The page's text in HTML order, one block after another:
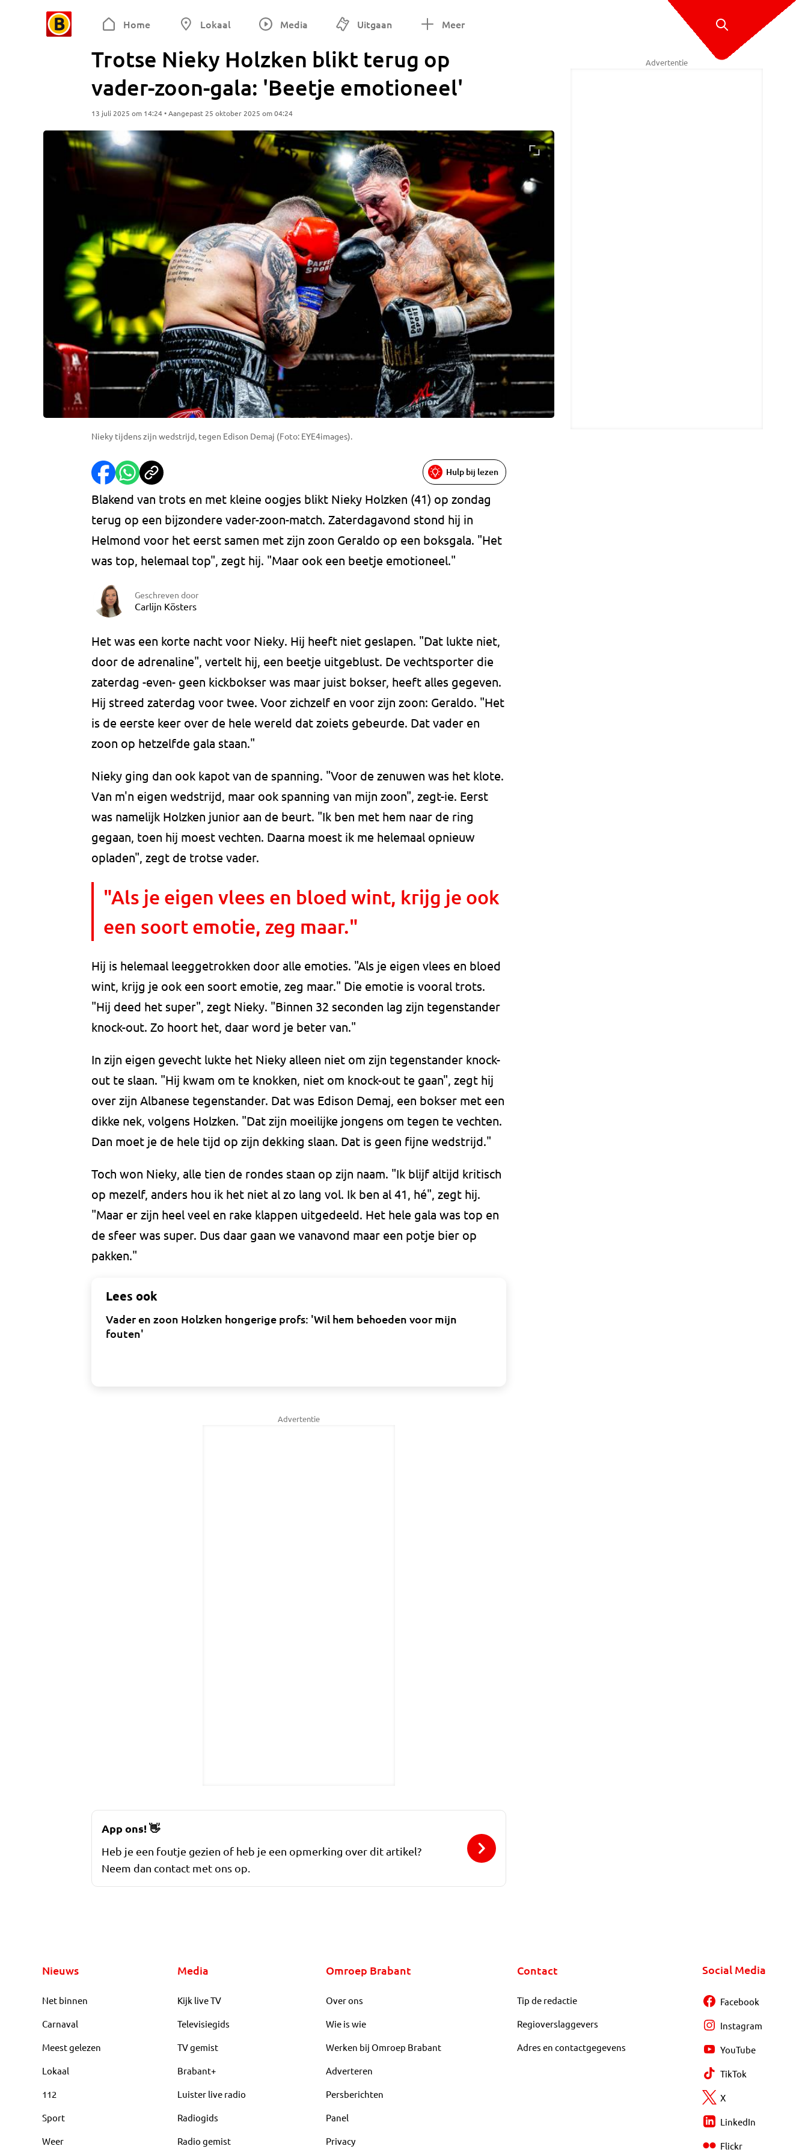
Home Lokaal Media Uitgaan Meer
Trotse Nieky Holzken blikt terug op
vader-zoon-gala: 'Beetje emotioneel'
13 juli 2025 om 14:24 • Aangepast 25 oktober 2025 om 04:24
Nieky tijdens zijn wedstrijd, tegen Edison Demaj (Foto: EYE4images).
Hulp bij lezen
Blakend van trots en met kleine oogjes blikt Nieky Holzken (41) op zondag
terug op een bijzondere vader-zoon-match. Zaterdagavond stond hij in
Helmond voor het eerst samen met zijn zoon Geraldo op een boksgala. "Het
was top, helemaal top", zegt hij. "Maar ook een beetje emotioneel."
Geschreven door
Carlijn Kösters
Het was een korte nacht voor Nieky. Hij heeft niet geslapen. "Dat lukte niet,
door de adrenaline", vertelt hij, een beetje uitgeblust. De vechtsporter die
zaterdag -even- geen kickbokser was maar juist bokser, heeft alles gegeven.
Hij streed zaterdag voor twee. Voor zichzelf en voor zijn zoon: Geraldo. "Het
is de eerste keer over de hele wereld dat zoiets gebeurde. Dat vader en
zoon op hetzelfde gala staan."
Nieky ging dan ook kapot van de spanning. "Voor de zenuwen was het klote.
Van m'n eigen wedstrijd, maar ook spanning van mijn zoon", zegt-ie. Eerst
was namelijk Holzken junior aan de beurt. "Ik ben met hem naar de ring
gegaan, toen hij moest vechten. Daarna moest ik me helemaal opnieuw
opladen", zegt de trotse vader.
"Als je eigen vlees en bloed wint, krijg je ook
een soort emotie, zeg maar."
Hij is helemaal leeggetrokken door alle emoties. "Als je eigen vlees en bloed
wint, krijg je ook een soort emotie, zeg maar." Die emotie is vooral trots.
"Hij deed het super", zegt Nieky. "Binnen 32 seconden lag zijn tegenstander
knock-out. Zo hoort het, daar word je beter van."
In zijn eigen gevecht lukte het Nieky alleen niet om zijn tegenstander knock-
out te slaan. "Hij kwam om te knokken, niet om knock-out te gaan", zegt hij
over zijn Albanese tegenstander. Dat was Edison Demaj, een bokser met een
dikke nek, volgens Holzken. "Dat zijn moeilijke jongens om tegen te vechten.
Dan moet je de hele tijd op zijn dekking slaan. Dat is geen fijne wedstrijd."
Toch won Nieky, alle tien de rondes staan op zijn naam. "Ik blijf altijd kritisch
op mezelf, anders hou ik het niet al zo lang vol. Ik ben al 41, hé", zegt hij.
"Maar er zijn heel veel en rake klappen uitgedeeld. Het hele gala was top en
de sfeer was super. Dus daar gaan we vanavond maar een potje bier op
pakken."
Lees ook
Vader en zoon Holzken hongerige profs: 'Wil hem behoeden voor mijn
fouten'
Advertentie
Advertentie
App ons!👋
Heb je een foutje gezien of heb je een opmerking over dit artikel?
Neem dan contact met ons op.
Nieuws
Net binnen
Carnaval
Meest gelezen
Lokaal
112
Sport
Weer
Media
Kijk live TV
Televisiegids
TV gemist
Brabant+
Luister live radio
Radiogids
Radio gemist
Omroep Brabant
Over ons
Wie is wie
Werken bij Omroep Brabant
Adverteren
Persberichten
Panel
Privacy
Contact
Tip de redactie
Regioverslaggevers
Adres en contactgegevens
Social Media
Facebook
Instagram
YouTube
TikTok
X
LinkedIn
Flickr